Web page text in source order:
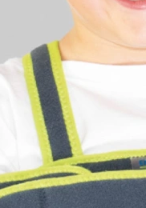
Inestabilidad de Rodilla
Ligamentos Laterales
Luxación de Rodilla
Menisco
Tendinitis Rotuliana
Traumatismos
Operatorias
Plantar
de Quinto Metatarsiano